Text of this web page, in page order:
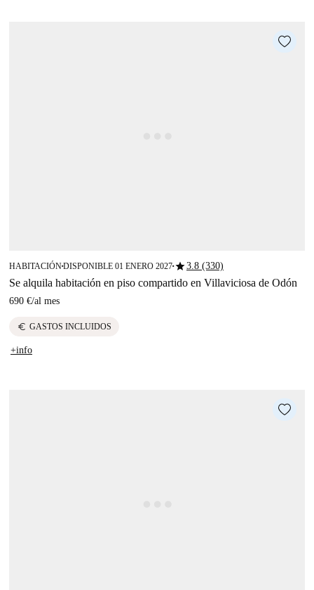
HABITACIÓN■DISPONIBLE 01 ENERO 2027■star3.8 (330)
Se alquila habitación en piso compartido en Villaviciosa de Odón
690 €/al mes
euro GASTOS INCLUIDOS
+info